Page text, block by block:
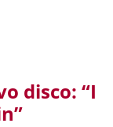
disco: “I